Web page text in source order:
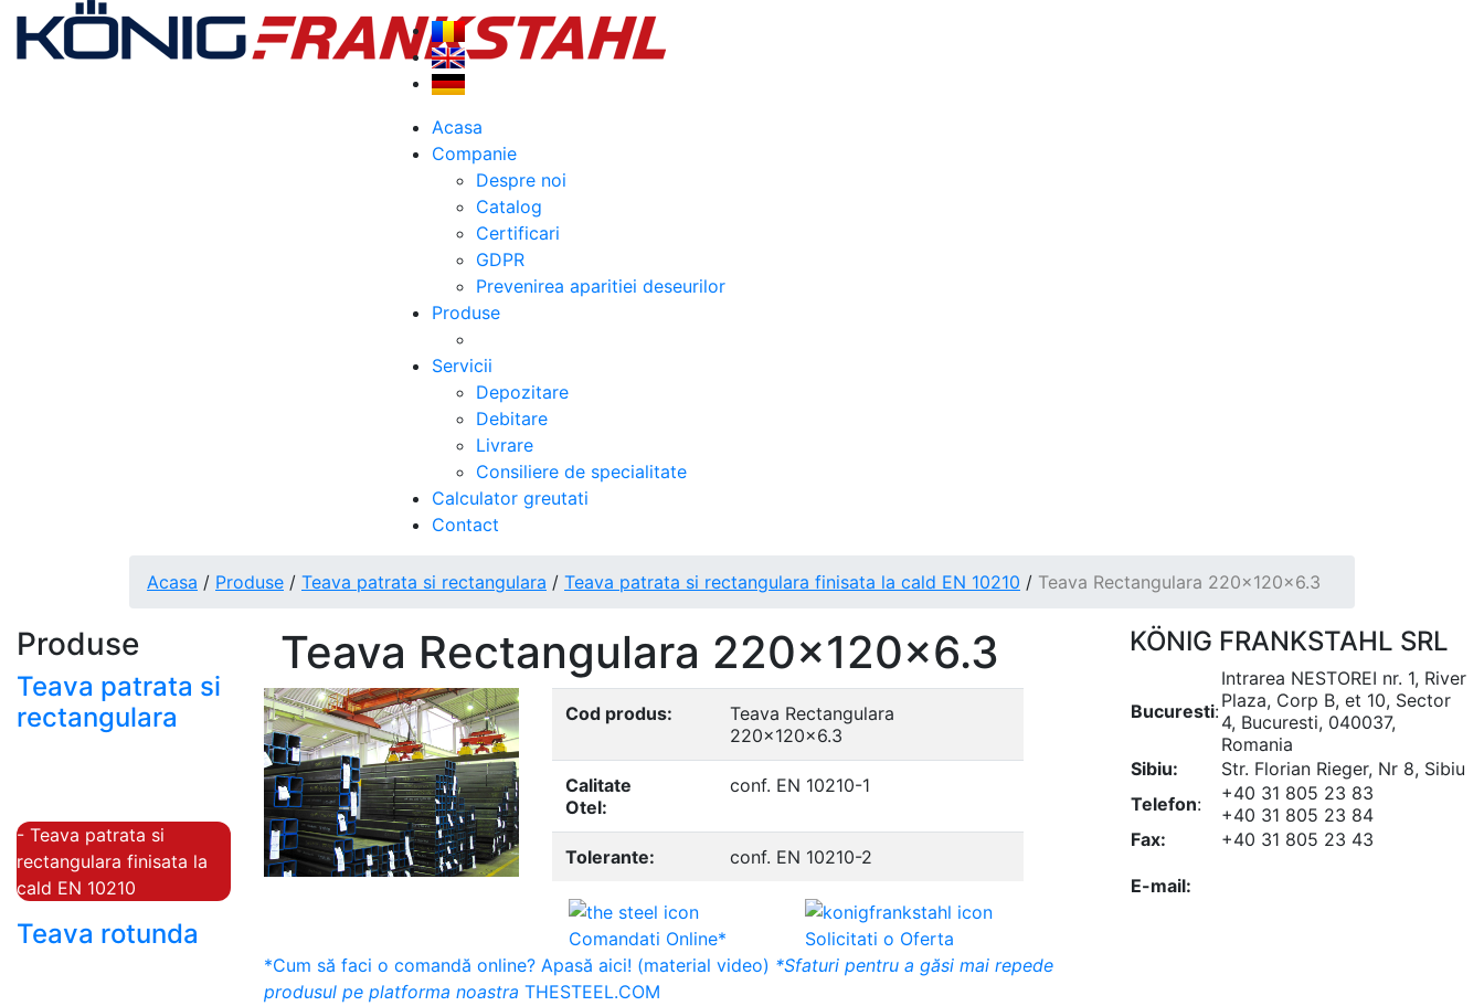
Acasa
Companie
Despre noi
Catalog
Certificari
GDPR
Prevenirea aparitiei deseurilor
Produse
Servicii
Depozitare
Debitare
Livrare
Consiliere de specialitate
Calculator greutati
Contact
Acasa / Produse / Teava patrata si rectangulara / Teava patrata si rectangulara finisata la cald EN 10210 / Teava Rectangulara 220x120x6.3
Produse
Teava patrata si
rectangulara
- Teava patrata si
rectangulara finisata la
cald EN 10210
Teava rotunda
Teava Rectangulara 220x120x6.3
Cod produs:
Teava Rectangulara
220x120x6.3
Calitate
Otel:
conf. EN 10210-1
Tolerante: conf. EN 10210-2
Comandati Online*
Solicitati o Oferta
*Cum să faci o comandă online? Apasă aici! (material video) *Sfaturi pentru a găsi mai repede
produsul pe platforma noastra THESTEEL.COM
KÖNIG FRANKSTAHL SRL
Bucuresti:
Intrarea NESTOREI nr. 1, River
Plaza, Corp B, et 10, Sector
4, Bucuresti, 040037,
Romania
Sibiu:
Str. Florian Rieger, Nr 8, Sibiu
Telefon:
+40 31 805 23 83
+40 31 805 23 84
Fax:
+40 31 805 23 43
E-mail: